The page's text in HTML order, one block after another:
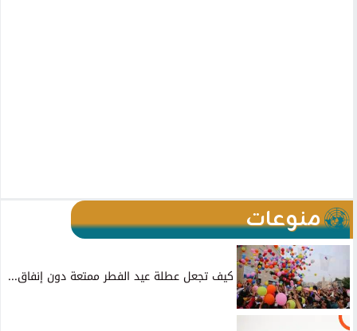
منوعات
كيف تجعل عطلة عيد الفطر ممتعة دون إنفاق...